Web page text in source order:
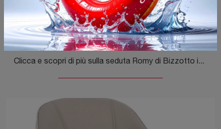
Romy
Clicca e scopri di più sulla seduta Romy di Bizzotto in tessuto: le più belle Sedie fisse moderne ti attendono.